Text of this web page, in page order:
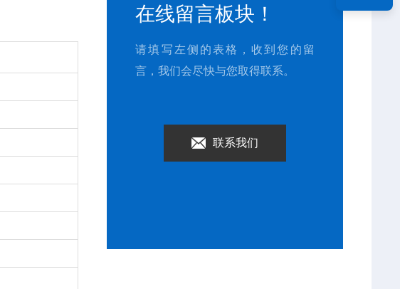
在线留言板块！
请填写左侧的表格，收到您的留
言，我们会尽快与您取得联系。
联系我们